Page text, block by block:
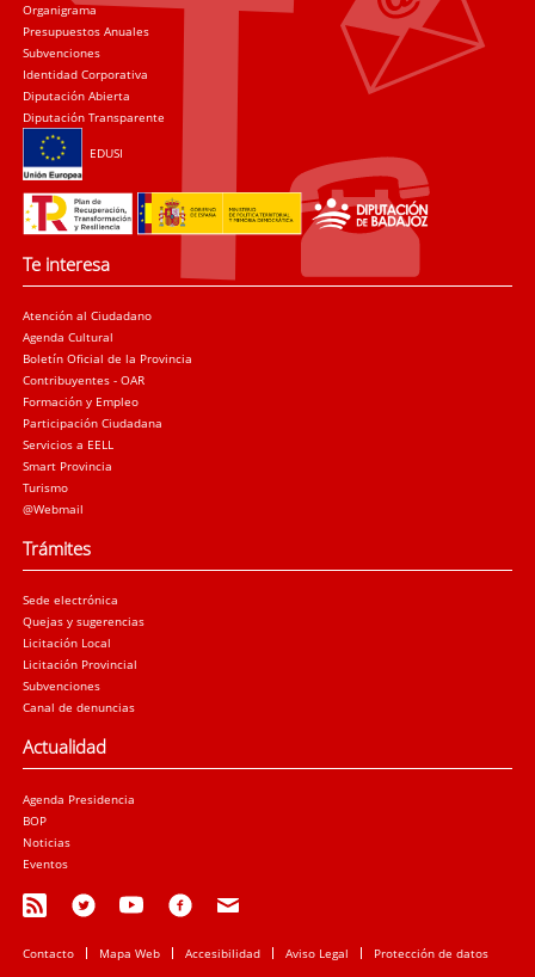
Organigrama
Presupuestos Anuales
Subvenciones
Identidad Corporativa
Diputación Abierta
Diputación Transparente
EDUSI
Te interesa
Atención al Ciudadano
Agenda Cultural
Boletín Oficial de la Provincia
Contribuyentes - OAR
Formación y Empleo
Participación Ciudadana
Servicios a EELL
Smart Provincia
Turismo
@Webmail
Trámites
Sede electrónica
Quejas y sugerencias
Licitación Local
Licitación Provincial
Subvenciones
Canal de denuncias
Actualidad
Agenda Presidencia
BOP
Noticias
Eventos
Contacto Mapa Web Accesibilidad Aviso Legal Protección de datos